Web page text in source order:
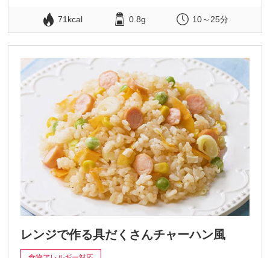
71kcal 0.8g 10～25分
レンジで作る具だくさんチャーハン風